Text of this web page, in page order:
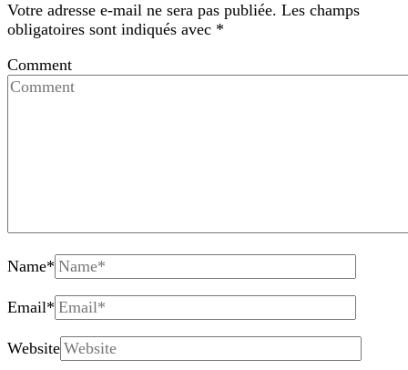
Votre adresse e-mail ne sera pas publiée. Les champs
obligatoires sont indiqués avec *
Comment
Name*
Email*
Website